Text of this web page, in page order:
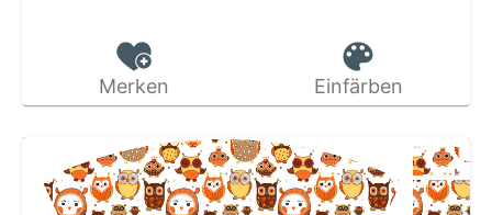
Merken Einfärben